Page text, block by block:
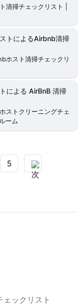
清掃チェックリスト |
トによるAirbnb清掃
ホスト清掃チェックリ
による AirBnB 清掃
ストクリーニングチェ
ーム
5
ェックリスト